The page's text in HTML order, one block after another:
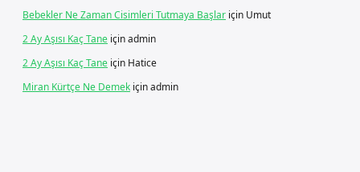
Bebekler Ne Zaman Cisimleri Tutmaya Başlar için Umut
2 Ay Aşısı Kaç Tane içinadmin
2 Ay Aşısı Kaç Tane için Hatice
Miran Kürtçe Ne Demek içinadmin